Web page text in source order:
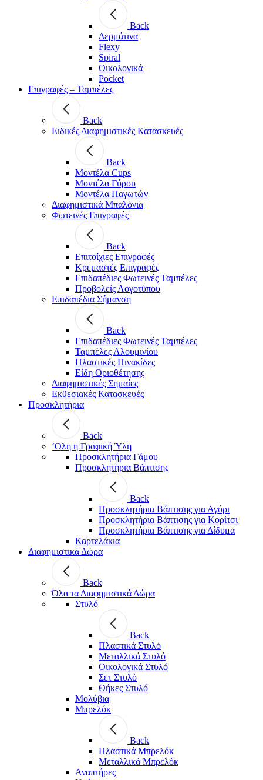
Back
Δερμάτινα
Flexy
Spiral
Οικολογικά
Pocket
Επιγραφές – Ταμπέλες
Back
Ειδικές Διαφημιστικές Κατασκευές
Back
Μοντέλα Cups
Μοντέλα Γύρου
Μοντέλα Παγωτών
Διαφημιστικά Μπαλόνια
Φωτεινές Επιγραφές
Back
Επιτοίχιες Επιγραφές
Κρεμαστές Επιγραφές
Επιδαπέδιες Φωτεινές Ταμπέλες
Προβολείς Λογοτύπου
Επιδαπέδια Σήμανση
Back
Επιδαπέδιες Φωτεινές Ταμπέλες
Ταμπέλες Αλουμινίου
Πλαστικές Πινακίδες
Είδη Οριοθέτησης
Διαφημιστικές Σημαίες
Εκθεσιακές Κατασκευές
Προσκλητήρια
Back
‘Ολη η Γραφική Ύλη
Προσκλητήρια Γάμου
Προσκλητήρια Βάπτισης
Back
Προσκλητήρια Βάπτισης για Αγόρι
Προσκλητήρια Βάπτισης για Κορίτσι
Προσκλητήρια Βάπτισης για Δίδυμα
Καρτελάκια
Διαφημιστικά Δώρα
Back
Όλα τα Διαφημιστικά Δώρα
Στυλό
Back
Πλαστικά Στυλό
Μεταλλικά Στυλό
Οικολογικά Στυλό
Σετ Στυλό
Θήκες Στυλό
Μολύβια
Μπρελόκ
Back
Πλαστικά Μπρελόκ
Μεταλλικά Μπρελόκ
Αναπτήρες